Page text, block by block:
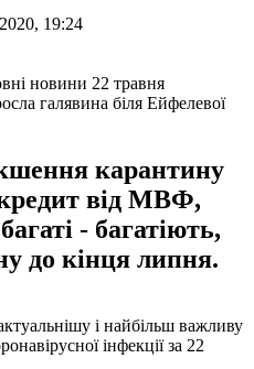
19:24
галявина біля Ейфелевої
карантину
кредит від МВФ,
- багатіють,
до кінця липня.
і найбільш важливу
інфекції за 22